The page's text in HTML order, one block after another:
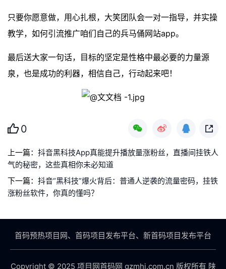
只要你愿意做，用心扎根，大笑团队会一对一指导，并实操
教学，如何引流推广咱们自己的兵马俑网站app。
最后送大家一句话，目标的坚定是性格中最必要的力量源
泉，也是成功的利器，相信自己，行动起来吧！
0
上一篇： 抖音黑科技App真能提升播放量涨粉丝，直播间挂铁人
气的秘密，这些真相你未必知道
下一篇： 抖音“黑科技”爆火背后：普通人逆袭的流量密码，挂铁
涨粉丝软件，你真的懂吗？
首码预热项目网、首码项目发布平台、新首码项目发布平台
Copyright © 2025 项目网首码网 gzmhj.com.cn 版权所有 陕